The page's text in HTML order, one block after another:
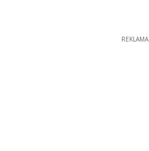
REKLAMA